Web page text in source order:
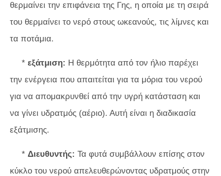
θερμαίνει την επιφάνεια της Γης, η οποία με τη σειρά
του θερμαίνει το νερό στους ωκεανούς, τις λίμνες και
τα ποτάμια.
* εξάτμιση: Η θερμότητα από τον ήλιο παρέχει
την ενέργεια που απαιτείται για τα μόρια του νερού
για να απομακρυνθεί από την υγρή κατάσταση και
να γίνει υδρατμός (αέριο). Αυτή είναι η διαδικασία
εξάτμισης.
* Διευθυντής: Τα φυτά συμβάλλουν επίσης στον
κύκλο του νερού απελευθερώνοντας υδρατμούς στην